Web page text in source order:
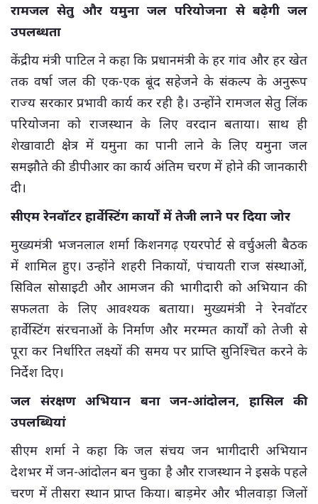
रामजल सेतु और यमुना जल परियोजना से बढ़ेगी जल
उपलब्धता
केंद्रीय मंत्री पाटिल ने कहा कि प्रधानमंत्री के हर गांव और हर खेत
तक वर्षा जल की एक-एक बूंद सहेजने के संकल्प के अनुरूप
राज्य सरकार प्रभावी कार्य कर रही है। उन्होंने रामजल सेतु लिंक
परियोजना को राजस्थान के लिए वरदान बताया। साथ ही
शेखावाटी क्षेत्र में यमुना का पानी लाने के लिए यमुना जल
समझौते की डीपीआर का कार्य अंतिम चरण में होने की जानकारी
दी।
सीएम रेनवॉटर हार्वेस्टिंग कार्यों में तेजी लाने पर दिया जोर
मुख्यमंत्री भजनलाल शर्मा किशनगढ़ एयरपोर्ट से वर्चुअली बैठक
में शामिल हुए। उन्होंने शहरी निकायों, पंचायती राज संस्थाओं,
सिविल सोसाइटी और आमजन की भागीदारी को अभियान की
सफलता के लिए आवश्यक बताया। मुख्यमंत्री ने रेनवॉटर
हार्वेस्टिंग संरचनाओं के निर्माण और मरम्मत कार्यों को तेजी से
पूरा कर निर्धारित लक्ष्यों की समय पर प्राप्ति सुनिश्चित करने के
निर्देश दिए।
जल संरक्षण अभियान बना जन-आंदोलन, हासिल की
उपलब्धियां
सीएम शर्मा ने कहा कि जल संचय जन भागीदारी अभियान
देशभर में जन-आंदोलन बन चुका है और राजस्थान ने इसके पहले
चरण में तीसरा स्थान प्राप्त किया। बाड़मेर और भीलवाड़ा जिलों